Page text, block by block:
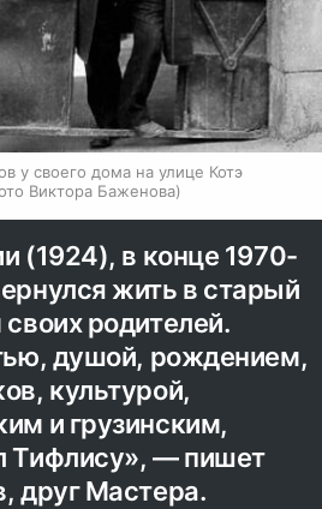
у своего дома на улице Котэ
Виктора Баженова)
(1924), в конце 1970-
жить в старый
родителей.
душой, рождением,
культурой,
и грузинским,
Тифлису», — пишет
друг Мастера.